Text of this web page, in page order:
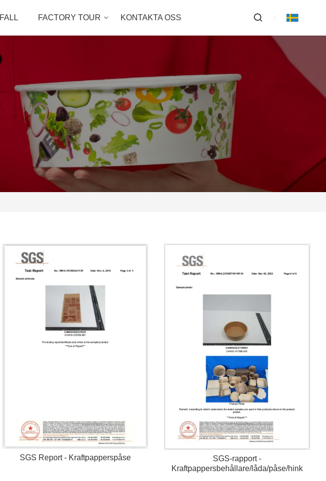
FALL FACTORY TOUR KONTAKTA OSS
SGS Report - Kraftpapperspåse
SGS-rapport -
Kraftpappersbehållare/låda/påse/hink